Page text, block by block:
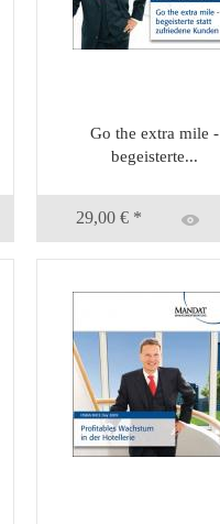
Go the extra mile -
begeisterte...
29,00 € *